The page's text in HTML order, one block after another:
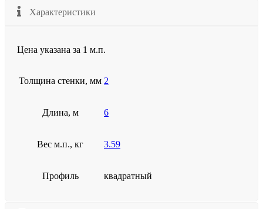
Характеристики
Цена указана за 1 м.п.
Толщина стенки, мм 2
Длина, м 6
Вес м.п., кг 3.59
Профиль квадратный